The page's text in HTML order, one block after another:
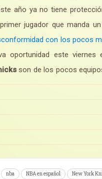
año ya no tiene
jugador que manda
con los pocos
oportunidad este viernes
son de los pocos
nba NBA en español New York